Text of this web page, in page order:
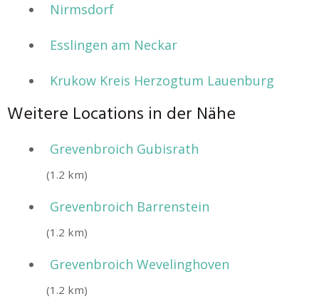
Nirmsdorf
Esslingen am Neckar
Krukow Kreis Herzogtum Lauenburg
Weitere Locations in der Nähe
Grevenbroich Gubisrath
(1.2 km)
Grevenbroich Barrenstein
(1.2 km)
Grevenbroich Wevelinghoven
(1.2 km)